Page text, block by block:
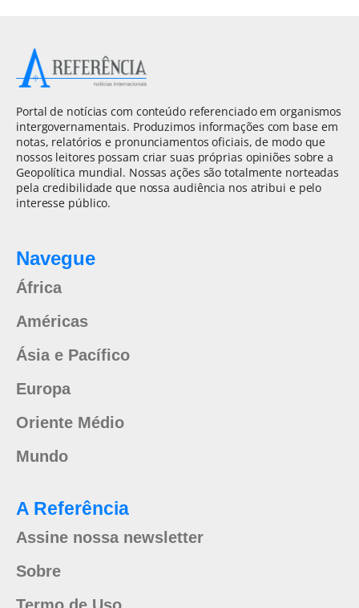
Portal de notícias com conteúdo referenciado em organismos
intergovernamentais. Produzimos informações com base em
notas, relatórios e pronunciamentos oficiais, de modo que
nossos leitores possam criar suas próprias opiniões sobre a
Geopolítica mundial. Nossas ações são totalmente norteadas
pela credibilidade que nossa audiência nos atribui e pelo
interesse público.
Navegue
África
Américas
Ásia e Pacífico
Europa
Oriente Médio
Mundo
A Referência
Assine nossa newsletter
Sobre